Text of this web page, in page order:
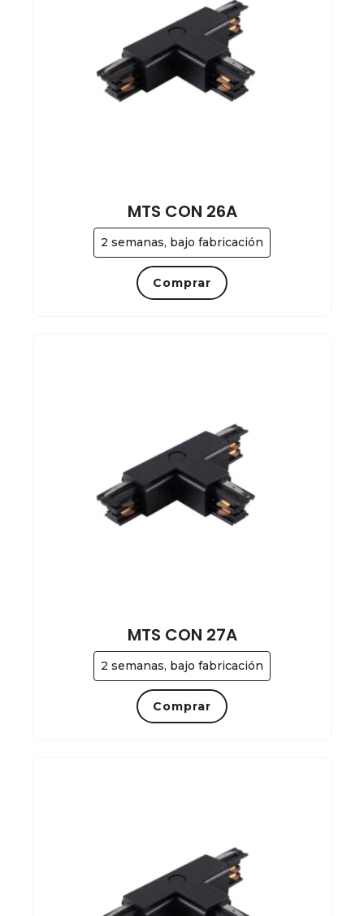
2 semanas, bajo fabricación
MTS CON 26A
Comprar
2 semanas, bajo fabricación
MTS CON 27A
Comprar